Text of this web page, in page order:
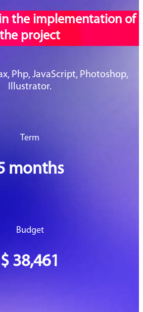
the implementation of
the project
Php, JavaScript, Photoshop,
Illustrator.
Term
months
Budget
$ 38,461